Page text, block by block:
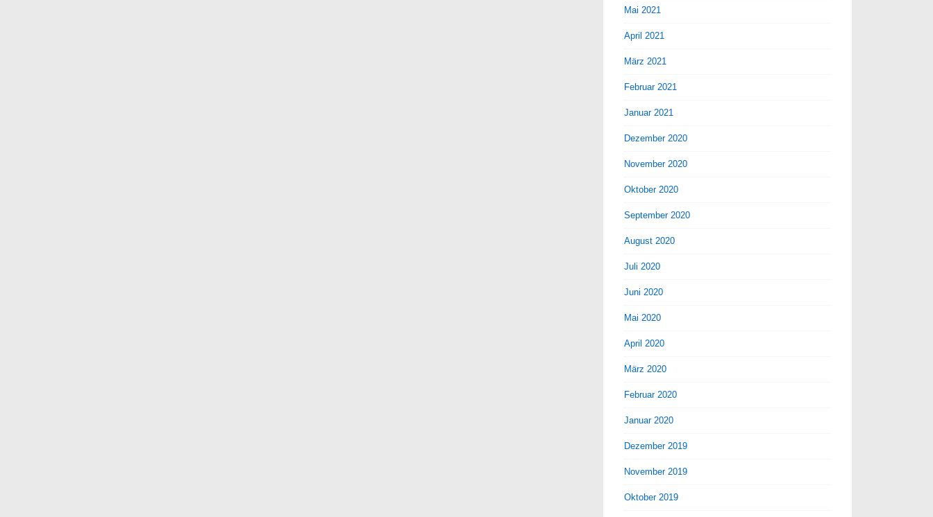
Mai 2021
April 2021
März 2021
Februar 2021
Januar 2021
Dezember 2020
November 2020
Oktober 2020
September 2020
August 2020
Juli 2020
Juni 2020
Mai 2020
April 2020
März 2020
Februar 2020
Januar 2020
Dezember 2019
November 2019
Oktober 2019